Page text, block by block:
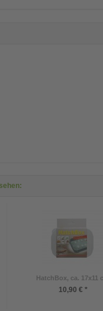
HatchBox, ca. 17x11
10,90 € *